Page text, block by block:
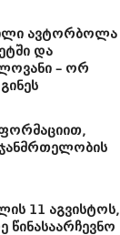
ავტორბოლა
და
– ორ
11 აგვისტოს,
წინასაარჩევნო